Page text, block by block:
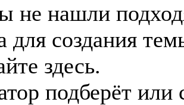
не нашли
для создания
здесь.
подберёт или